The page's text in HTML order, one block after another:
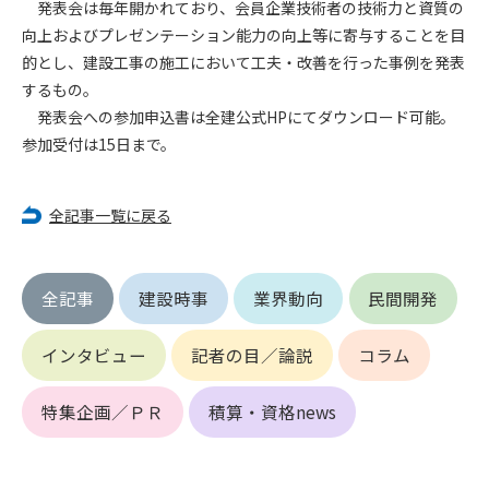
発表会は毎年開かれており、会員企業技術者の技術力と資質の
向上およびプレゼンテーション能力の向上等に寄与することを目
的とし、建設工事の施工において工夫・改善を行った事例を発表
するもの。
発表会への参加申込書は全建公式HPにてダウンロード可能。
参加受付は15日まで。
全記事一覧に戻る
全記事 建設時事 業界動向 民間開発
インタビュー 記者の目／論説 コラム
特集企画／ＰＲ 積算・資格news
第4条（会員審査および資格の取り消し）
会員とは、本規約を承諾の上、所定の会員申込手続きを完了
後、管理者がこれを承認した者をいいます。
第4条（会員の定義と登録）
員としての権限を承認しないことがあります。
(2) 本規約に違反した場合/li>
(3) 会員申し込みの際、申告事項に虚偽があった場合
(4) 会員申込者が管理者所定の手続き通りに会員申込手続き処
理を行わなかった場合
(5) その他管理者が会員とすることを不適当と判断した場合
2. 管理者は承認後であっても承認した会員が前項の何れかに該
当することが判明した場合、会員資格を取り消すことがあり
ます。